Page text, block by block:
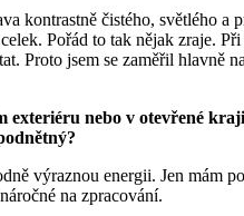
kontrastně čistého, světlého a
Pořád to tak nějak zraje.
Proto jsem se zaměřil hlavně
exteriéru nebo v otevřené
výraznou energii. Jen mám
na zpracování.